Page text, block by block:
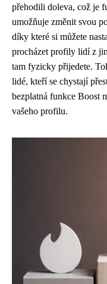
přehodili doleva, což je
umožňuje změnit svou
díky které si můžete
procházet profily lidí z
tam fyzicky přijedete.
lidé, kteří se chystají
bezplatná funkce Boost
vašeho profilu.